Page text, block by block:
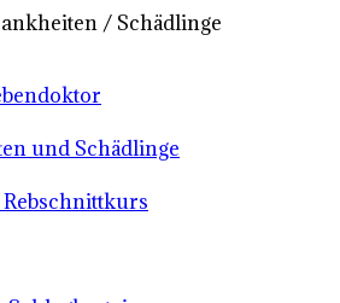
/ Schädlinge
und Schädlinge